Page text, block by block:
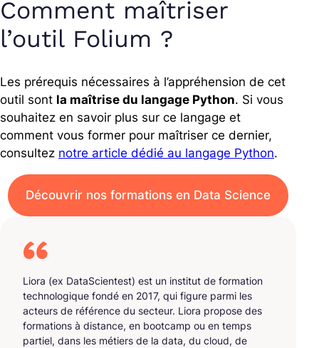
Comment maîtriser
l’outil Folium ?
Les prérequis nécessaires à l’appréhension de cet
outil sont la maîtrise du langage Python. Si vous
souhaitez en savoir plus sur ce langage et
comment vous former pour maîtriser ce dernier,
consultez notre article dédié au langage Python.
Découvrir nos formations en Data Science
Liora (ex DataScientest) est un institut de formation
technologique fondé en 2017, qui figure parmi les
acteurs de référence du secteur. Liora propose des
formations à distance, en bootcamp ou en temps
partiel, dans les métiers de la data, du cloud, de